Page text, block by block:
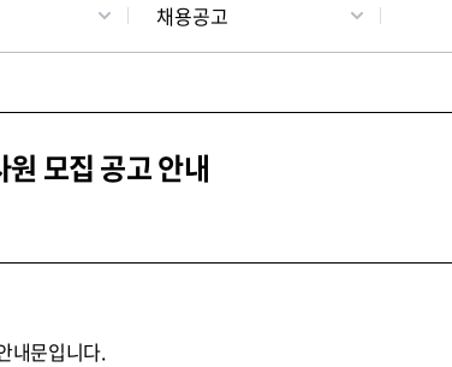
채용공고
모집 공고 안내
내문입니다.